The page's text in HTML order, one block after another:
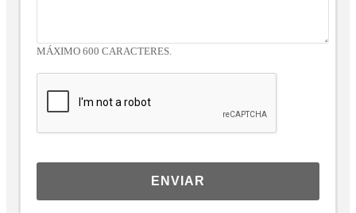
MÁXIMO 600 CARACTERES.
ENVIAR